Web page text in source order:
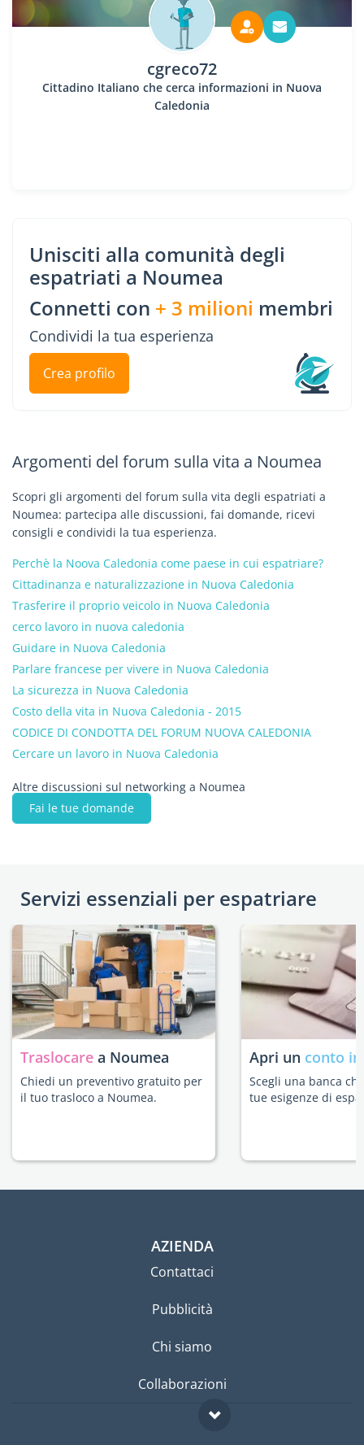
cgreco72
Cittadino Italiano che cerca informazioni in Nuova
Caledonia
Unisciti alla comunità degli
espatriati a Noumea
Connetti con + 3 milioni membri
Condividi la tua esperienza
Crea profilo
Argomenti del forum sulla vita a Noumea
Scopri gli argomenti del forum sulla vita degli espatriati a
Noumea: partecipa alle discussioni, fai domande, ricevi
consigli e condividi la tua esperienza.
Perchè la Noova Caledonia come paese in cui espatriare?
Cittadinanza e naturalizzazione in Nuova Caledonia
Trasferire il proprio veicolo in Nuova Caledonia
cerco lavoro in nuova caledonia
Guidare in Nuova Caledonia
Parlare francese per vivere in Nuova Caledonia
La sicurezza in Nuova Caledonia
Costo della vita in Nuova Caledonia - 2015
CODICE DI CONDOTTA DEL FORUM NUOVA CALEDONIA
Cercare un lavoro in Nuova Caledonia
Altre discussioni sul networking a Noumea
Fai le tue domande
Servizi essenziali per espatriare
Traslocare a Noumea
Chiedi un preventivo gratuito per
il tuo trasloco a Noumea.
Apri un conto
Scegli una banca
tue esigenze di
AZIENDA
Contattaci
Pubblicità
Chi siamo
Collaborazioni